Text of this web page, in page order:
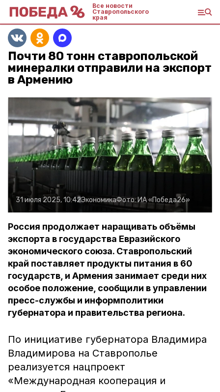
Все новости
Ставропольского
края
Почти 80 тонн ставропольской
минералки отправили на экспорт
в Армению
31 июля 2025, 10:42ЭкономикаФото:ИА «Победа26»
Россия продолжает наращивать объёмы
экспорта в государства Евразийского
экономического союза. Ставропольский
край поставляет продукты питания в 60
государств, и Армения занимает среди них
особое положение, сообщили в управлении
пресс-службы и информполитики
губернатора и правительства региона.
По инициативе губернатора Владимира
Владимирова на Ставрополье
реализуется нацпроект
«Международная кооперация и